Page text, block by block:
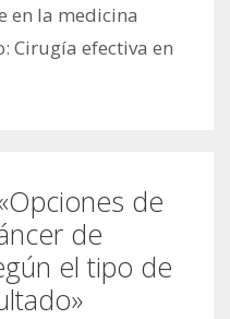
en la medicina
Cirugía efectiva en
de
de
el tipo de